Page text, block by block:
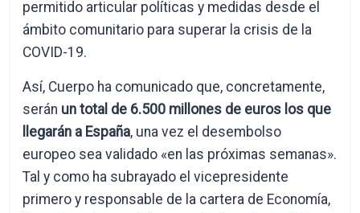
permitido articular políticas y medidas desde el
ámbito comunitario para superar la crisis de la
COVID-19.
Así, Cuerpo ha comunicado que, concretamente,
serán un total de 6.500 millones de euros los que
llegarán a España, una vez el desembolso
europeo sea validado «en las próximas semanas».
Tal y como ha subrayado el vicepresidente
primero y responsable de la cartera de Economía,